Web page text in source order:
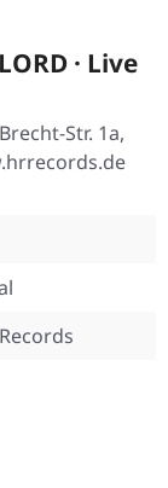
· Live
Str. 1a,